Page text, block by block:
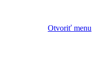
Otvoriť menu